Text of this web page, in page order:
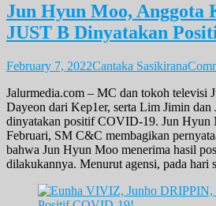
Jun Hyun Moo, Anggota
JUST B Dinyatakan
February 7, 2022Cantaka Sasikirana
Jalurmedia.com – MC dan tokoh televisi
Dayeon dari Kep1er, serta Lim Jimin
dinyatakan positif COVID-19. Jun Hyun
Februari, SM C&C membagikan
bahwa Jun Hyun Moo menerima hasil
dilakukannya. Menurut agensi, pada